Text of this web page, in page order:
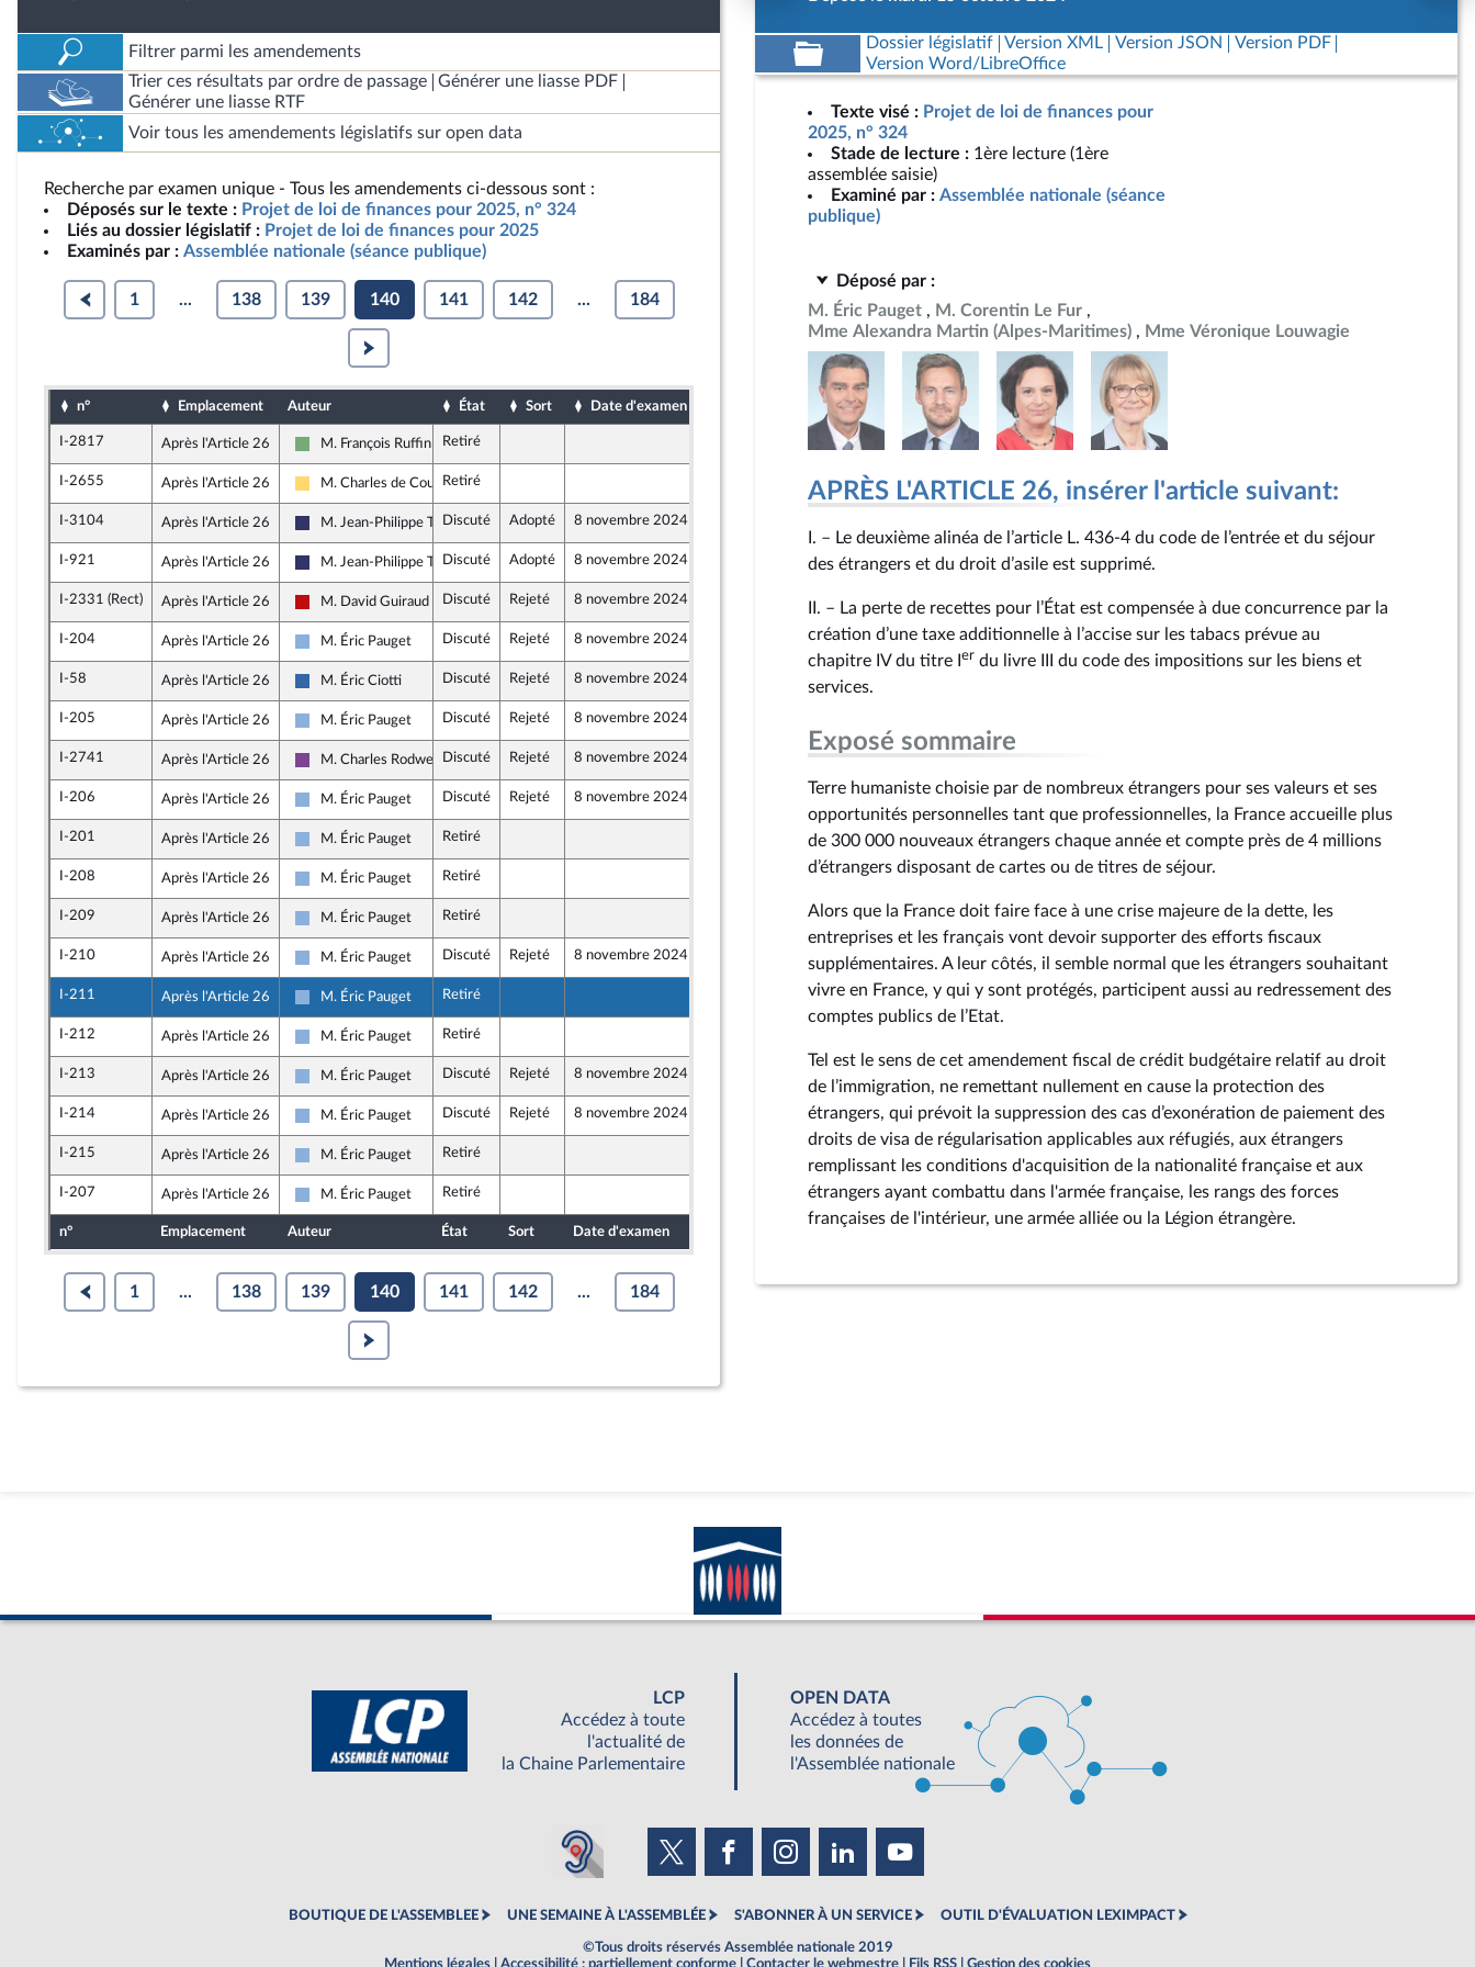
Filtrer parmi les amendements
Trier ces résultats par ordre de passage
Générer une liasse PDF
Générer une liasse RTF
Voir tous les amendements législatifs sur open data
Recherche par examen unique - Tous les amendements ci-dessous sont :
Déposés sur le texte : Projet de loi de finances pour 2025, n° 324
Liés au dossier législatif : Projet de loi de finances pour 2025
Examinés par : Assemblée nationale (séance publique)
1 ... 138 139 140 141 142 ... 184
n° Emplacement Auteur État Sort Date d'examen
I-2817 Après l'Article 26
Écologiste et Social
M. François Ruffin Retiré
I-2655 Après l'Article 26
Libertés, Indépendants, Outre-mer et Territoires
M. Charles de CoursonRetiré 19 octobre 2024
I-3104 Après l'Article 26
Rassemblement National
M. Jean-Philippe Tanguy
Discuté Adopté 8 novembre 2024
I-921 Après l'Article 26
Rassemblement National
M. Jean-Philippe Tanguy
Discuté Adopté 8 novembre 2024 17 octobre 2024
I-2331 (Rect) Après l'Article 26
La France insoumise - Nouveau Front Populaire
M. David Guiraud Discuté Rejeté 8 novembre 2024 18 octobre 2024
I-204 Après l'Article 26
Droite Républicaine
M. Éric Pauget Discuté Rejeté 8 novembre 2024 15 octobre 2024
I-58 Après l'Article 26
UDR
M. Éric Ciotti Discuté Rejeté 8 novembre 2024
I-205 Après l'Article 26
Droite Républicaine
M. Éric Pauget Discuté Rejeté 8 novembre 2024
I-2741 Après l'Article 26
Ensemble pour la République
M. Charles Rodwell Discuté Rejeté 8 novembre 2024 19 octobre 2024
I-206 Après l'Article 26
Droite Républicaine
M. Éric Pauget Discuté Rejeté 8 novembre 2024 15 octobre 2024
I-201 Après l'Article 26
Droite Républicaine
M. Éric Pauget Retiré 15 octobre 2024
I-208 Après l'Article 26
Droite Républicaine
M. Éric Pauget Retiré 15 octobre 2024
I-209 Après l'Article 26
Droite Républicaine
M. Éric Pauget Retiré 15 octobre 2024
I-210 Après l'Article 26
Droite Républicaine
M. Éric Pauget Discuté Rejeté 8 novembre 2024
I-211 Après l'Article 26
Droite Républicaine
M. Éric Pauget Retiré 15 octobre 2024
I-212 Après l'Article 26
Droite Républicaine
M. Éric Pauget Retiré
I-213 Après l'Article 26
Droite Républicaine
M. Éric Pauget Discuté Rejeté 8 novembre 2024
I-214 Après l'Article 26
Droite Républicaine
M. Éric Pauget Discuté Rejeté 8 novembre 2024 15 octobre 2024
I-215 Après l'Article 26
Droite Républicaine
M. Éric Pauget Retiré
I-207 Après l'Article 26
Droite Républicaine
M. Éric Pauget Retiré 15 octobre 2024
n° Emplacement Auteur État Sort Date d'examen
1 ... 138 139 140 141 142 ... 184
Dossier législatif Version XML Version JSON
Version PDF
Version Word/LibreOffice
Texte visé : Projet de loi de finances pour
2025, n° 324
Stade de lecture : 1ère lecture (1ère
assemblée saisie)
Examiné par : Assemblée nationale (séance
publique)
Déposé par :
M. Éric Pauget
M. Corentin Le Fur
Mme Alexandra Martin (Alpes-Maritimes)
Mme Véronique Louwagie
APRÈS L'ARTICLE 26, insérer l'article suivant:
I. – Le deuxième alinéa de l’article L. 436‑4 du code de l’entrée et du séjour
des étrangers et du droit d’asile est supprimé.
II. – La perte de recettes pour l’État est compensée à due concurrence par la
création d’une taxe additionnelle à l’accise sur les tabacs prévue au
chapitre IV du titre I er du livre III du code des impositions sur les biens et
services.
Exposé sommaire
Terre humaniste choisie par de nombreux étrangers pour ses valeurs et ses
opportunités personnelles tant que professionnelles, la France accueille plus
de 300 000 nouveaux étrangers chaque année et compte près de 4 millions
d’étrangers disposant de cartes ou de titres de séjour.
Alors que la France doit faire face à une crise majeure de la dette, les
entreprises et les français vont devoir supporter des efforts fiscaux
supplémentaires. A leur côtés, il semble normal que les étrangers souhaitant
vivre en France, y qui y sont protégés, participent aussi au redressement des
comptes publics de l’Etat.
Tel est le sens de cet amendement fiscal de crédit budgétaire relatif au droit
de l’immigration, ne remettant nullement en cause la protection des
étrangers, qui prévoit la suppression des cas d’exonération de paiement des
droits de visa de régularisation applicables aux réfugiés, aux étrangers
remplissant les conditions d'acquisition de la nationalité française et aux
étrangers ayant combattu dans l'armée française, les rangs des forces
françaises de l'intérieur, une armée alliée ou la Légion étrangère.
LCP
Accédez à toute
l'actualité de
la Chaine Parlementaire
OPEN DATA
Accédez à toutes
les données de
l'Assemblée nationale
BOUTIQUE DE L'ASSEMBLEE UNE SEMAINE À L'ASSEMBLÉE S'ABONNER À UN SERVICE OUTIL D'ÉVALUATION LEXIMPACT
©Tous droits réservés Assemblée nationale 2019
Mentions légales
Accessibilité : partiellement conforme Contacter le webmestre Fils RSS Gestion des cookies